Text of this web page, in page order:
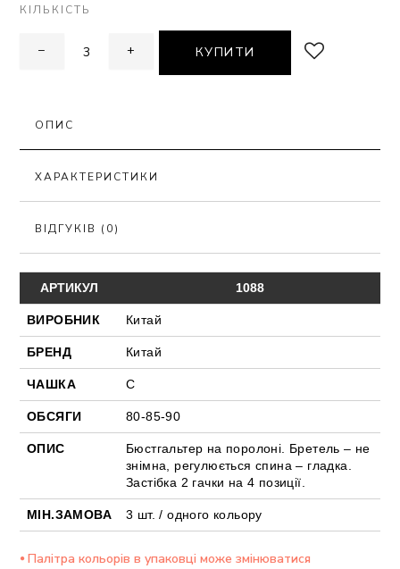
КІЛЬКІСТЬ
− + КУПИТИ
ОПИС
ХАРАКТЕРИСТИКИ
ВІДГУКІВ (0)
АРТИКУЛ 1088
ВИРОБНИК Китай
БРЕНД Китай
ЧАШКА С
ОБСЯГИ 80-85-90
ОПИС
Бюстгальтер на поролоні. Бретель – не
знімна, регулюється спина – гладка.
Застібка 2 гачки на 4 позиції.
МІН.ЗАМОВА 3 шт. / одного кольору
⦁ Палітра кольорів в упаковці може змінюватися